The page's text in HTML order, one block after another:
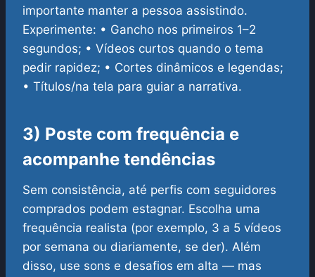
importante manter a pessoa assistindo.
Experimente: • Gancho nos primeiros 1–2
segundos; • Vídeos curtos quando o tema
pedir rapidez; • Cortes dinâmicos e legendas;
• Títulos/na tela para guiar a narrativa.
3) Poste com frequência e
acompanhe tendências
Sem consistência, até perfis com seguidores
comprados podem estagnar. Escolha uma
frequência realista (por exemplo, 3 a 5 vídeos
por semana ou diariamente, se der). Além
disso, use sons e desafios em alta — mas